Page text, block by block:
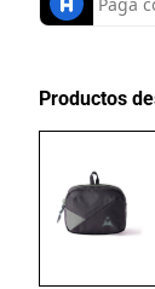
Productos